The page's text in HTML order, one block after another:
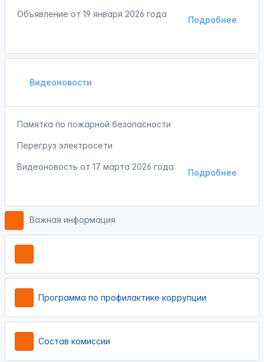
Подробнее
Объявление от 19 января 2026 года
Видеоновости
Памятка по пожарной безопасности
Перегруз электросети
Подробнее
Видеоновость от 17 марта 2026 года
Важная информация
Программа по профилактике коррупции
Состав комиссии